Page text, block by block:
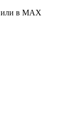
или в MAX